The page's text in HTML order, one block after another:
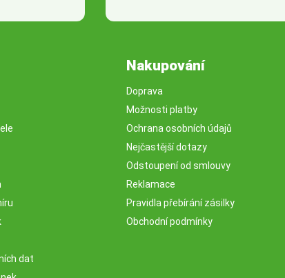
dat
Nakupování
Doprava
Možnosti platby
Ochrana osobních údajů
Nejčastější dotazy
Odstoupení od smlouvy
Reklamace
Pravidla přebírání zásilky
Obchodní podmínky